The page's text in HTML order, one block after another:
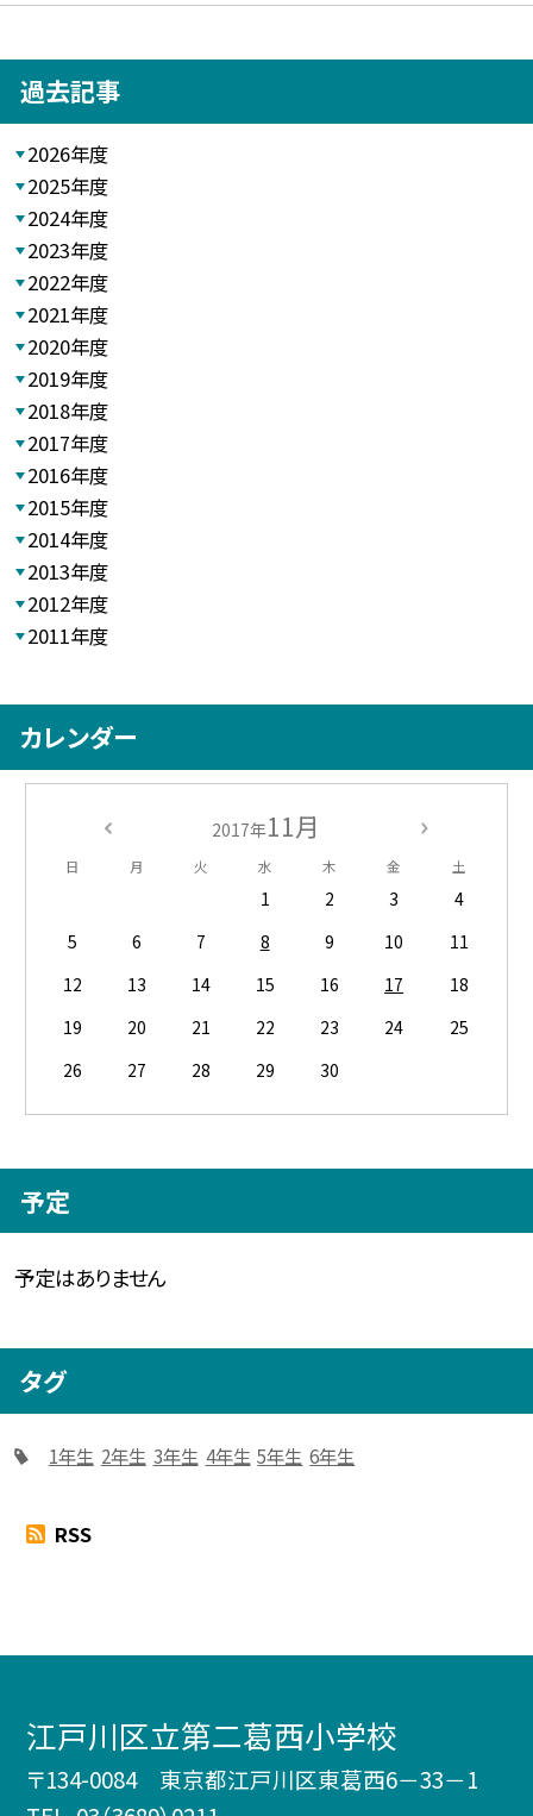
過去記事
2026年度
2025年度
2024年度
2023年度
2022年度
2021年度
2020年度
2019年度
2018年度
2017年度
2016年度
2015年度
2014年度
2013年度
2012年度
2011年度
カレンダー
2017年11月
日 月 火 水 木 金 土
1 2 3
4
5
6 7 8 9 10
11
12
13 14 15 16 17
18
19
20 21 22 23 24
25
26
27 28 29 30
予定
予定はありません
タグ
1年生 2年生 3年生 4年生 5年生 6年生
RSS
江戸川区立第二葛西小学校
〒134-0084 東京都江戸川区東葛西6－33－1